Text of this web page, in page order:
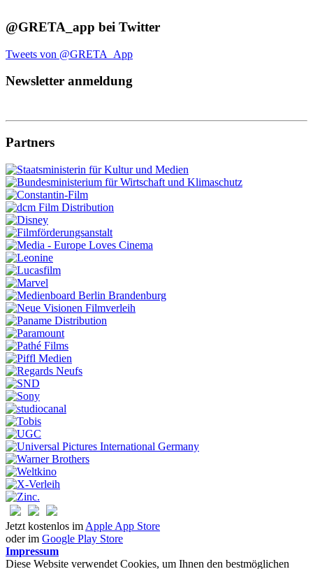
@GRETA_app bei Twitter
Tweets von @GRETA_App
Newsletter anmeldung
Partners
Jetzt kostenlos im Apple App Store
oder im Google Play Store
Impressum
Diese Website verwendet Cookies, um Ihnen den bestmöglichen